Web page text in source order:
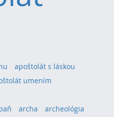
apoštolát s láskou
umením
archa
archeológia